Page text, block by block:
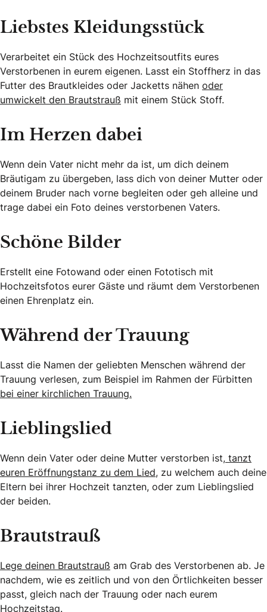
Liebstes Kleidungsstück
Verarbeitet ein Stück des Hochzeitsoutfits eures
Verstorbenen in eurem eigenen. Lasst ein Stoffherz in das
Futter des Brautkleides oder Jacketts nähen oder
umwickelt den Brautstrauß mit einem Stück Stoff.
Im Herzen dabei
Wenn dein Vater nicht mehr da ist, um dich deinem
Bräutigam zu übergeben, lass dich von deiner Mutter oder
deinem Bruder nach vorne begleiten oder geh alleine und
trage dabei ein Foto deines verstorbenen Vaters.
Schöne Bilder
Erstellt eine Fotowand oder einen Fototisch mit
Hochzeitsfotos eurer Gäste und räumt dem Verstorbenen
einen Ehrenplatz ein.
Während der Trauung
Lasst die Namen der geliebten Menschen während der
Trauung verlesen, zum Beispiel im Rahmen der Fürbitten
bei einer kirchlichen Trauung.
Lieblingslied
Wenn dein Vater oder deine Mutter verstorben ist, tanzt
euren Eröffnungstanz zu dem Lied, zu welchem auch deine
Eltern bei ihrer Hochzeit tanzten, oder zum Lieblingslied
der beiden.
Brautstrauß
Lege deinen Brautstrauß am Grab des Verstorbenen ab. Je
nachdem, wie es zeitlich und von den Örtlichkeiten besser
passt, gleich nach der Trauung oder nach eurem
Hochzeitstag.